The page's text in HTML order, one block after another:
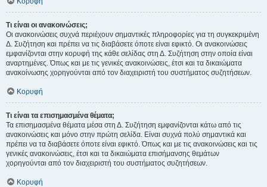
Τι είναι οι ανακοινώσεις;
Οι ανακοινώσεις συχνά περιέχουν σημαντικές πληροφορίες για τη συγκεκριμένη
Δ. Συζήτηση και πρέπει να τις διαβάσετε όποτε είναι εφικτό. Οι ανακοινώσεις
εμφανίζονται στην κορυφή της κάθε σελίδας στη Δ. Συζήτηση στην οποία είναι
αναρτημένες. Όπως και με τις γενικές ανακοινώσεις, έτσι και τα δικαιώματα
ανακοίνωσης χορηγούνται από τον διαχειριστή του συστήματος συζητήσεων.
Κορυφή
Τι είναι τα επισημασμένα θέματα;
Τα επισημασμένα θέματα μέσα στη Δ. Συζήτηση εμφανίζονται κάτω από τις
ανακοινώσεις και μόνο στην πρώτη σελίδα. Είναι συχνά πολύ σημαντικά και
πρέπει να τα διαβάσετε όποτε είναι εφικτό. Όπως και με τις ανακοινώσεις και τις
γενικές ανακοινώσεις, έτσι και τα δικαιώματα επισήμανσης θεμάτων
χορηγούνται από τον διαχειριστή του συστήματος συζητήσεων.
Κορυφή